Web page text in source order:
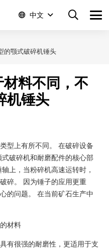
中文
的颚式破碎机锤头
料不同，不
机锤头
型上有所不同。 在破碎设备
破碎机和耐磨配件的核心部
上，当粉碎机高速运转时，
碎。 因为锤子的应用更重
的问题。 在当前矿石生产中
材料
有很强的耐磨性，更适用于支